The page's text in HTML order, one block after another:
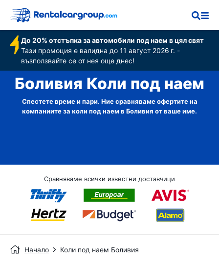
До 20% отстъпка за автомобили под наем в цял свят
Тази промоция е валидна до 11 август 2026 г. -
възползвайте се от нея още днес!
Боливия Коли под наем
Спестете време и пари. Ние сравняваме офертите на
компаниите за коли под наем в Боливия от ваше име.
Сравняваме всички известни доставчици
Начало Коли под наем Боливия